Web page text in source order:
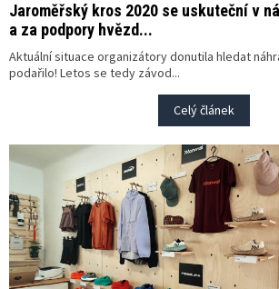
Jaroměřský kros 2020 se uskuteční v
a za podpory hvězd...
Aktuální situace organizátory donutila hledat
podařilo! Letos se tedy závod...
Celý článek